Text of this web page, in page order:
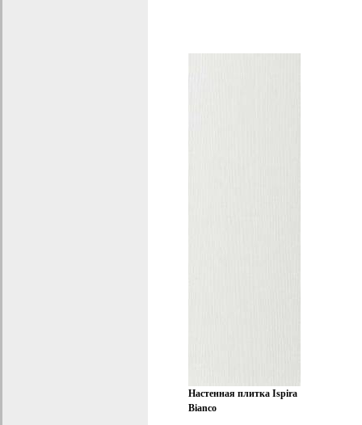
Настенная плитка Ispira
Bianco